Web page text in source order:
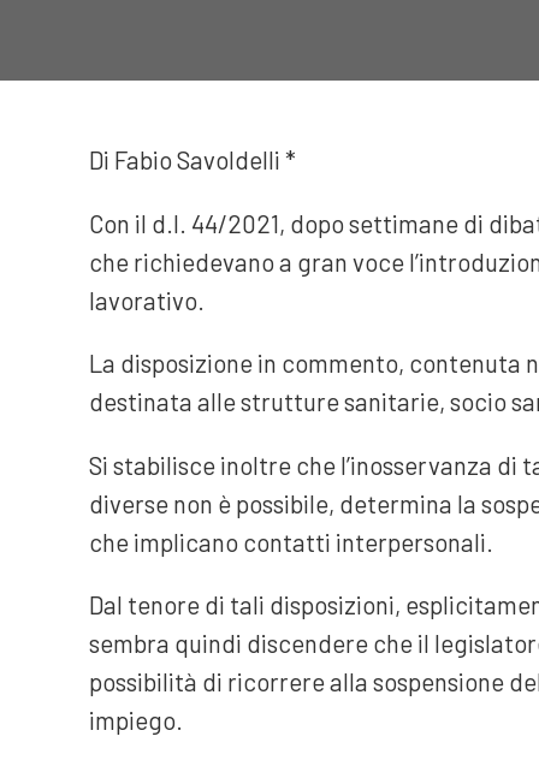
Di Fabio Savoldelli *
Con il d.l. 44/2021, dopo settimane di
che richiedevano a gran voce
lavorativo.
La disposizione in commento, contenuta
destinata alle strutture sanitarie, socio
Si stabilisce inoltre che l’inosservanza di
diverse non è possibile, determina la
che implicano contatti interpersonali.
Dal tenore di tali disposizioni,
sembra quindi discendere che il
possibilità di ricorrere alla sospensione
impiego.